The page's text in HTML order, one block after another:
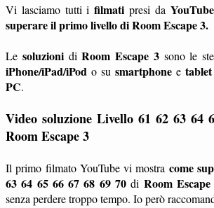
Vi lasciamo tutti ifilmati presi da YouTube
superare il primo livello di Room Escape 3.
Le soluzionidiRoom Escape 3sono le
iPhone/iPad/iPod o su smartphone e tablet
PC.
Video soluzione Livello 61 62 63 64
Room Escape 3
Il primo filmato YouTube vi mostra come
63 64 65 66 67 68 69 70 di Room
senza perdere troppo tempo. Io però